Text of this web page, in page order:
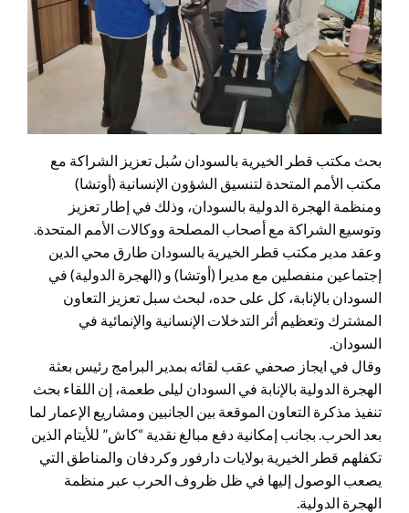
بحث مكتب قطر الخيرية بالسودان سُبل تعزيز الشراكة مع
مكتب الأمم المتحدة لتنسيق الشؤون الإنسانية (أوتشا)
ومنظمة الهجرة الدولية بالسودان، وذلك في إطار تعزيز
وتوسيع الشراكة مع أصحاب المصلحة ووكالات الأمم المتحدة.
وعقد مدير مكتب قطر الخيرية بالسودان طارق محي الدين
إجتماعين منفصلين مع مديرا (أوتشا) و (الهجرة الدولية) في
السودان بالإنابة، كل على حده، لبحث سبل تعزيز التعاون
المشترك وتعظيم أثر التدخلات الإنسانية والإنمائية في
السودان.
وقال في ايجاز صحفي عقب لقائه بمدير البرامج رئيس بعثة
الهجرة الدولية بالإنابة في السودان ليلى طعمة، إن اللقاء بحث
تنفيذ مذكرة التعاون الموقعة بين الجانبين ومشاريع الإعمار لما
بعد الحرب. بجانب إمكانية دفع مبالغ نقدية “كاش” للأيتام الذين
تكفلهم قطر الخيرية بولايات دارفور وكردفان والمناطق التي
يصعب الوصول إليها في ظل ظروف الحرب عبر منظمة
الهجرة الدولية.